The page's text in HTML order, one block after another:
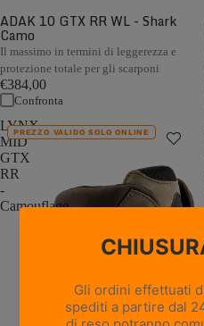
ADAK 10 GTX RR WL - Shark
Camo
Il massimo in termini di leggerezza e
protezione totale per gli scarponi
€384,00
Confronta
LYNX
MID
GTX
RR
-
Camouflage
PREZZO VALIDO SOLO ONLINE